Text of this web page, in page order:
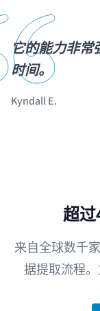
它的能力非
时间。
Kyndall E.
超
来自全球数千
据提取流程